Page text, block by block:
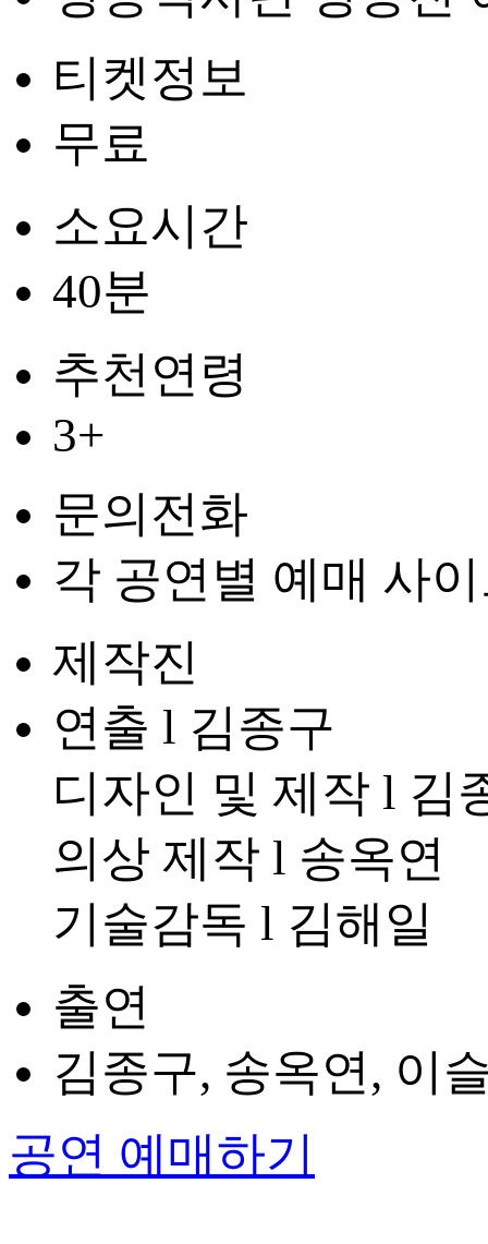
티켓정보
무료
소요시간
40분
추천연령
3+
문의전화
각 공연별 예매 사
제작진
연출 l 김종구
디자인 및 제작 l 김
의상 제작 l 송옥연
기술감독 l 김해일
출연
김종구, 송옥연, 이
공연 예매하기